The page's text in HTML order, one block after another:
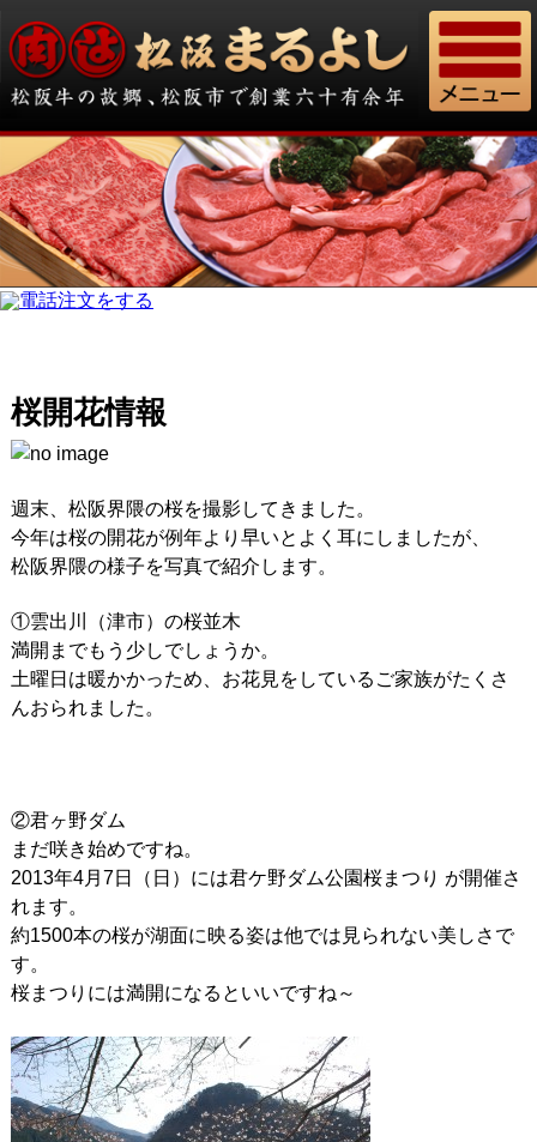
桜開花情報
週末、松阪界隈の桜を撮影してきました。
今年は桜の開花が例年より早いとよく耳にしましたが、
松阪界隈の様子を写真で紹介します。
①雲出川（津市）の桜並木
満開までもう少しでしょうか。
土曜日は暖かかっため、お花見をしているご家族がたくさ
んおられました。
②君ヶ野ダム
まだ咲き始めですね。
2013年4月7日（日）には君ケ野ダム公園桜まつり が開催さ
れます。
約1500本の桜が湖面に映る姿は他では見られない美しさで
す。
桜まつりには満開になるといいですね～